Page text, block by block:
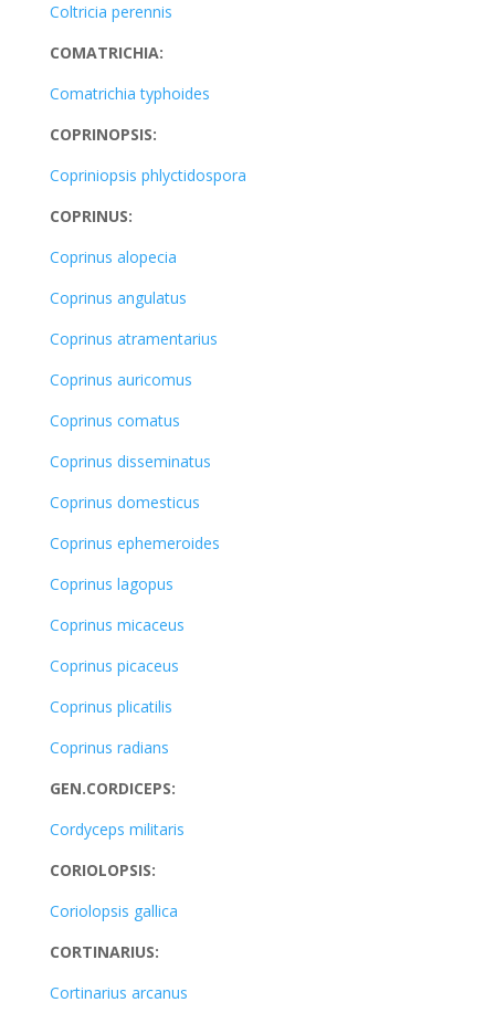
Coltricia perennis
COMATRICHIA:
Comatrichia typhoides
COPRINOPSIS:
Copriniopsis phlyctidospora
COPRINUS:
Coprinus alopecia
Coprinus angulatus
Coprinus atramentarius
Coprinus auricomus
Coprinus comatus
Coprinus disseminatus
Coprinus domesticus
Coprinus ephemeroides
Coprinus lagopus
Coprinus micaceus
Coprinus picaceus
Coprinus plicatilis
Coprinus radians
GEN.CORDICEPS:
Cordyceps militaris
CORIOLOPSIS:
Coriolopsis gallica
CORTINARIUS:
Cortinarius arcanus